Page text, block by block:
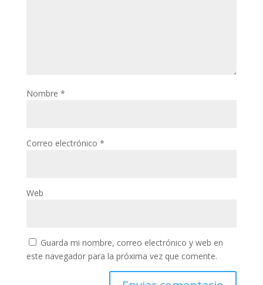
Nombre *
Correo electrónico *
Web
Guarda mi nombre, correo electrónico y web en
este navegador para la próxima vez que comente.